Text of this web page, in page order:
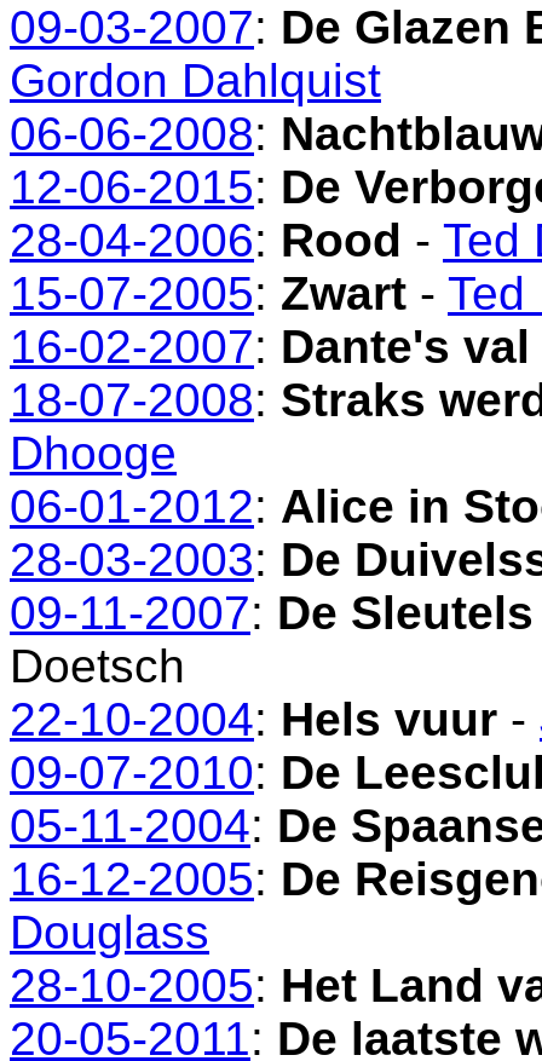
09-03-2007: De Glazen
Gordon Dahlquist
06-06-2008:
12-06-2015: De
28-04-2006: Rood - Ted
15-07-2005: Zwart - Ted
16-02-2007: Dante's val
18-07-2008: Straks
Dhooge
06-01-2012: Alice in
28-03-2003: De
09-11-2007: De
Doetsch
22-10-2004: Hels vuur -
09-07-2010: De
05-11-2004: De
16-12-2005: De
Douglass
28-10-2005: Het Land
20-05-2011: De laatste